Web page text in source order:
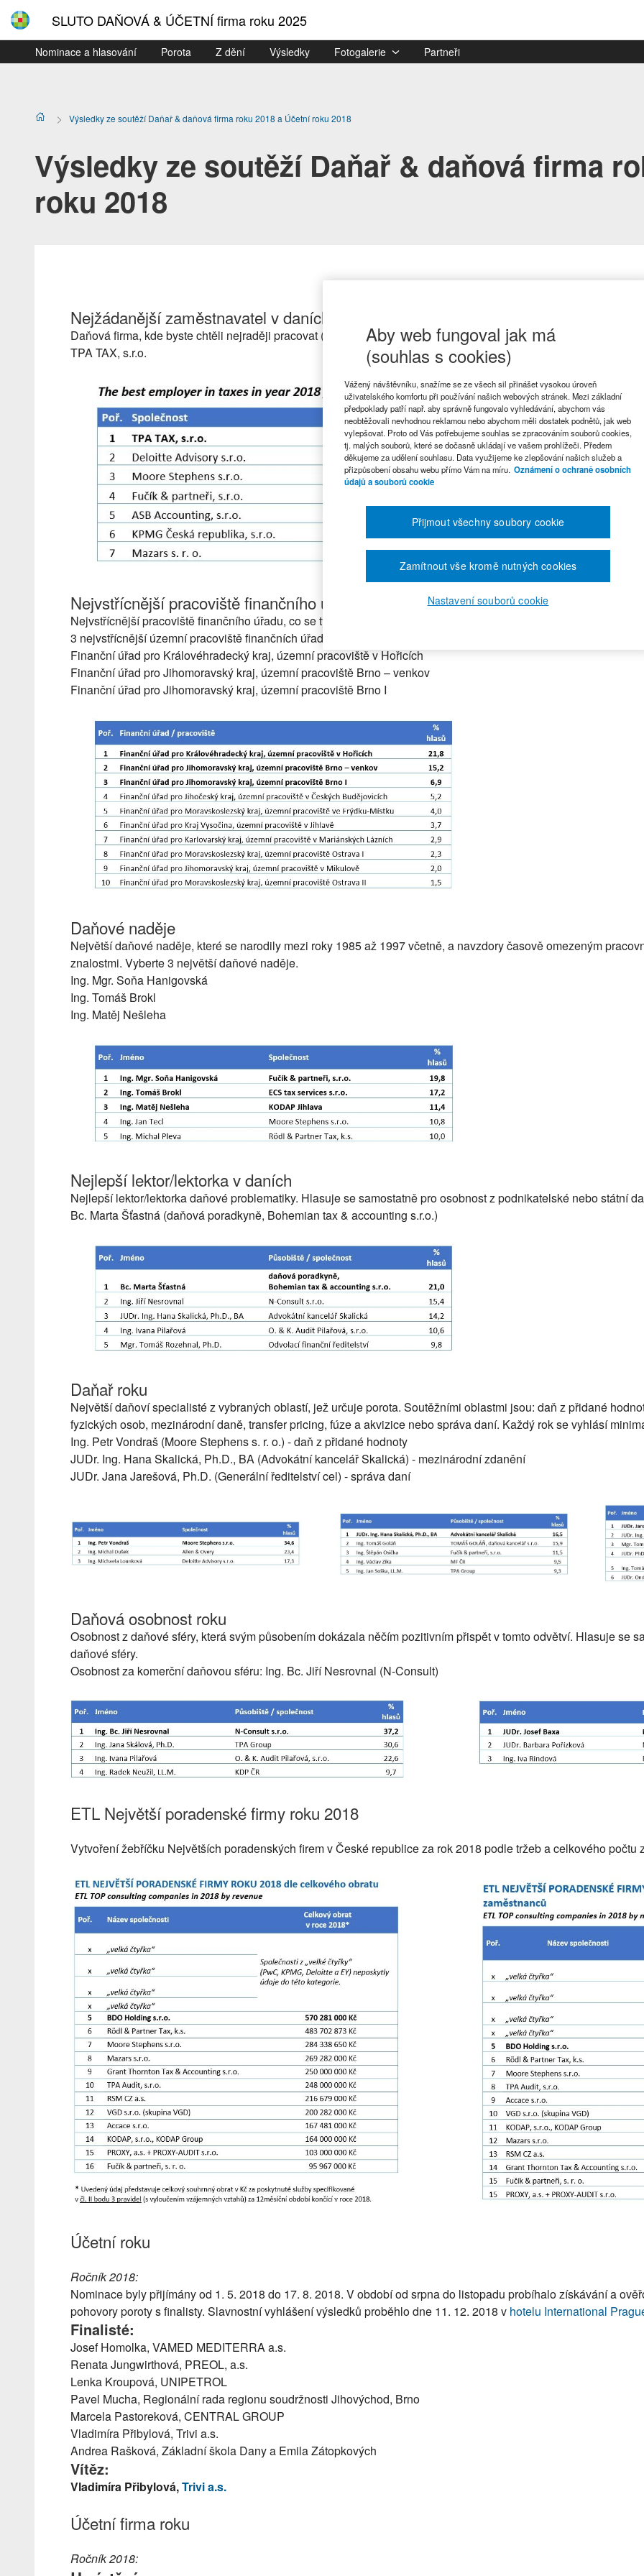
SLUTO DAŇOVÁ & ÚČETNÍ firma roku 2025
Nominace a hlasování Porota Z dění Výsledky Fotogalerie Partneři
Výsledky ze soutěží Daňař & daňová firma roku 2018 a Účetní roku 2018
Výsledky ze soutěží Daňař & daňová firma
roku 2018
Nejžádanější zaměstnavatel v daních
Daňová firma, kde byste chtěli nejraději pracovat (nebo už pro ni pracujete).
TPA TAX, s.r.o.
Nejvstřícnější pracoviště finančního úřadu
Nejvstřícnější pracoviště finančního úřadu, co se týká přístupu k poplatníkům. Na základě hlasování vybereme
3 nejvstřícnější územní pracoviště finančních úřadů 2018:
Finanční úřad pro Královéhradecký kraj, územní pracoviště v Hořicích
Finanční úřad pro Jihomoravský kraj, územní pracoviště Brno – venkov
Finanční úřad pro Jihomoravský kraj, územní pracoviště Brno I
Daňové naděje
Největší daňové naděje, které se narodily mezi roky 1985 až 1997 včetně, a navzdory časově omezeným
znalostmi. Vyberte 3 největší daňové naděje.
Ing. Mgr. Soňa Hanigovská
Ing. Tomáš Brokl
Ing. Matěj Nešleha
Nejlepší lektor/lektorka v daních
Nejlepší lektor/lektorka daňové problematiky. Hlasuje se samostatně pro osobnost z podnikatelské nebo státní
Bc. Marta Šťastná (daňová poradkyně, Bohemian tax & accounting s.r.o.)
Daňař roku
Největší daňoví specialisté z vybraných oblastí, jež určuje porota. Soutěžními oblastmi jsou: daň z přidané
fyzických osob, mezinárodní daně, transfer pricing, fúze a akvizice nebo správa daní. Každý rok se vyhlásí
Ing. Petr Vondraš (Moore Stephens s. r. o.) - daň z přidané hodnoty
JUDr. Ing. Hana Skalická, Ph.D., BA (Advokátní kancelář Skalická) - mezinárodní zdanění
JUDr. Jana Jarešová, Ph.D. (Generální ředitelství cel) - správa daní
Daňová osobnost roku
Osobnost z daňové sféry, která svým působením dokázala něčím pozitivním přispět v tomto odvětví. Hlasuje se
daňové sféry.
Osobnost za komerční daňovou sféru: Ing. Bc. Jiří Nesrovnal (N-Consult)
ETL Největší poradenské firmy roku 2018
Vytvoření žebříčku Největších poradenských firem v České republice za rok 2018 podle tržeb a celkového počtu
Účetní roku
Ročník 2018:
Nominace byly přijímány od 1. 5. 2018 do 17. 8. 2018. V období od srpna do listopadu probíhalo získávání a
pohovory poroty s finalisty. Slavnostní vyhlášení výsledků proběhlo dne 11. 12. 2018 v hotelu International
Finalisté:
Josef Homolka, VAMED MEDITERRA a.s.
Renata Jungwirthová, PREOL, a.s.
Lenka Kroupová, UNIPETROL
Pavel Mucha, Regionální rada regionu soudržnosti Jihovýchod, Brno
Marcela Pastoreková, CENTRAL GROUP
Vladimíra Přibylová, Trivi a.s.
Andrea Rašková, Základní škola Dany a Emila Zátopkových
Vítěz:
Vladimíra Přibylová,Trivi a.s.
Účetní firma roku
Ročník 2018:
Aby web fungoval jak má
(souhlas s cookies)
Vážený návštěvníku, snažíme se ze všech sil přinášet vysokou úroveň
uživatelského komfortu při používání našich webových stránek. Mezi základní
předpoklady patří např. aby správně fungovalo vyhledávání, abychom vás
neobtěžovali nevhodnou reklamou nebo abychom měli dostatek podnětů, jak web
vylepšovat. Proto od Vás potřebujeme souhlas se zpracováním souborů cookies,
tj. malých souborů, které se dočasně ukládají ve vašem prohlížeči. Předem
děkujeme za udělení souhlasu. Data využijeme ke zlepšování našich služeb a
přizpůsobení obsahu webu přímo Vám na míru. Oznámení o ochraně osobních
údajů a souborů cookie
Nastavení souborů cookie
Zamítnout vše kromě nutných cookies
Přijmout všechny soubory cookie